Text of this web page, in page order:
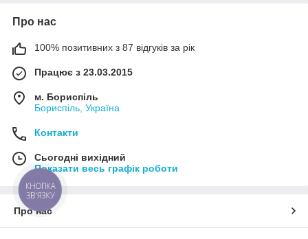
Про нас
100% позитивних з 87 відгуків за рік
Працює з 23.03.2015
м. Бориспіль
Бориспіль, Україна
Контакти
Сьогодні вихідний
Показати весь графік роботи
Про нас
КНОПКА
ЗВ'ЯЗКУ